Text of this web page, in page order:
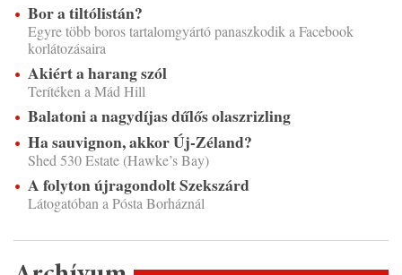
Bor a tiltólistán?
Egyre több boros tartalomgyártó panaszkodik a Facebook
korlátozásaira
Akiért a harang szól
Terítéken a Mád Hill
Balatoni a nagydíjas dűlős olaszrizling
Ha sauvignon, akkor Új-Zéland?
Shed 530 Estate (Hawke’s Bay)
A folyton újragondolt Szekszárd
Látogatóban a Pósta Borháznál